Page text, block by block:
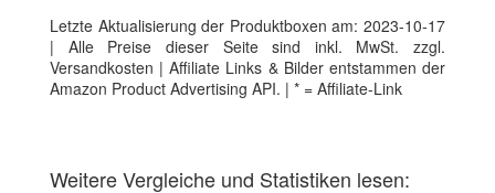
Letzte Aktualisierung der Produktboxen am: 2023-10-17
| Alle Preise dieser Seite sind inkl. MwSt. zzgl.
Versandkosten | Affiliate Links & Bilder entstammen der
Amazon Product Advertising API. | * = Affiliate-Link
Weitere Vergleiche und Statistiken lesen: